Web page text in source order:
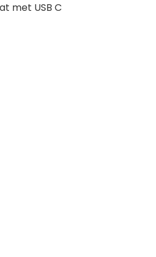
met USB C